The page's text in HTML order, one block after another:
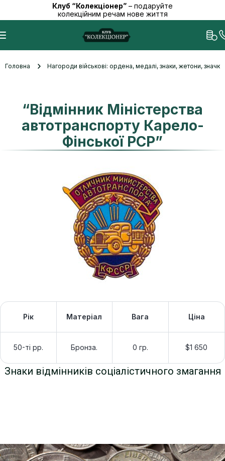
Клуб “Колекціонер” – подаруйте
колекційним речам нове життя
Головна Нагороди військові: ордена, медалі, знаки, жетони,
“Відмінник Міністерства
автотранспорту Карело-
Фінської РСР”
Рік Матеріал Вага Ціна
50-ті рр. Бронза. 0 гр. $1 650
Знаки відмінників соціалістичного змагання